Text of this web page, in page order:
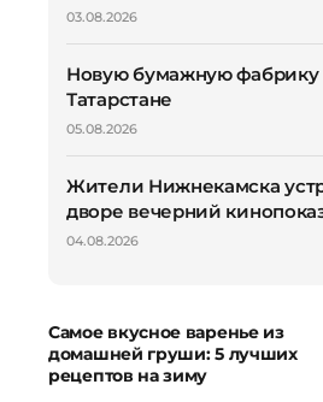
03.08.2026
Новую бумажную фабрику
Татарстане
05.08.2026
Жители Нижнекамска
дворе вечерний
04.08.2026
Самое вкусное варенье из
домашней груши: 5 лучших
рецептов на зиму